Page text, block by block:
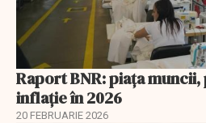
Raport BNR: piața
inflație în 2026
20 FEBRUARIE 2026